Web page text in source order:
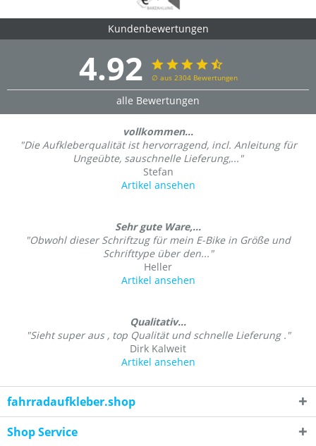
Kundenbewertungen
4.92 ∅ aus 2304 Bewertungen
alle Bewertungen
vollkommen...
"Die Aufkleberqualität ist hervorragend, incl. Anleitung für
Ungeübte, sauschnelle Lieferung,..."
Stefan
Artikel ansehen
Sehr gute Ware,...
"Obwohl dieser Schriftzug für mein E-Bike in Größe und
Schrifttype über den..."
Heller
Artikel ansehen
Qualitativ...
"Sieht super aus , top Qualität und schnelle Lieferung ."
Dirk Kalweit
Artikel ansehen
fahrradaufkleber.shop
Shop Service